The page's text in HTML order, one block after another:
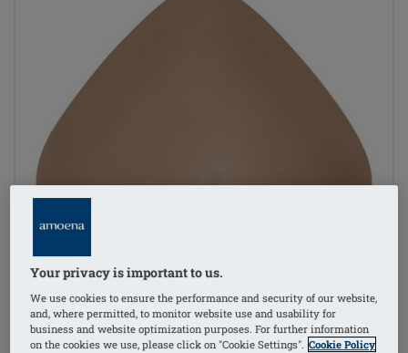
Your privacy is important to us.
We use cookies to ensure the performance and security of our website,
and, where permitted, to monitor website use and usability for
business and website optimization purposes. For further information
on the cookies we use, please click on "Cookie Settings". Cookie Policy